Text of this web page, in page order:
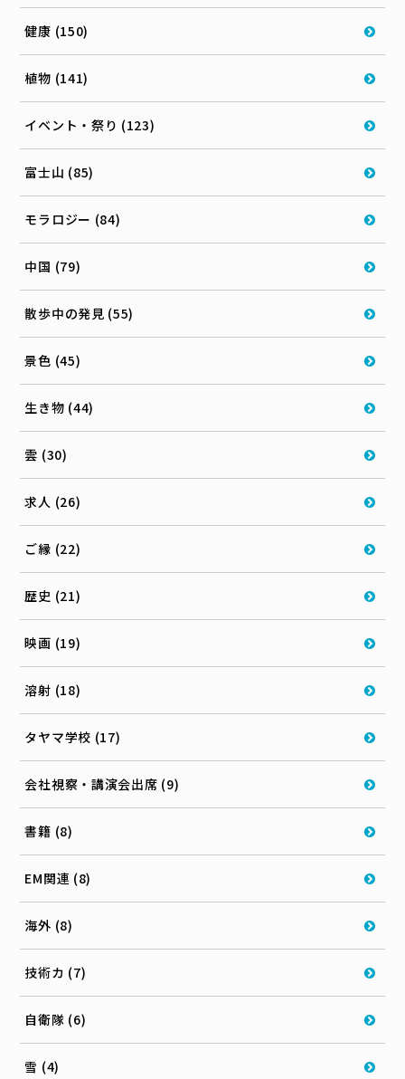
健康 (150)
植物 (141)
イベント・祭り (123)
富士山 (85)
モラロジー (84)
中国 (79)
散歩中の発見 (55)
景色 (45)
生き物 (44)
雲 (30)
求人 (26)
ご縁 (22)
歴史 (21)
映画 (19)
溶射 (18)
タヤマ学校 (17)
会社視察・講演会出席 (9)
書籍 (8)
EM関連 (8)
海外 (8)
技術カ (7)
自衛隊 (6)
雪 (4)